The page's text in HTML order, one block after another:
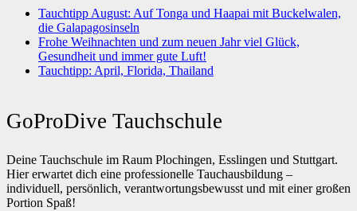
Tauchtipp August: Auf Tonga und Haapai mit Buckelwalen,
die Galapagosinseln
Frohe Weihnachten und zum neuen Jahr viel Glück,
Gesundheit und immer gute Luft!
Tauchtipp: April, Florida, Thailand
GoProDive Tauchschule
Deine Tauchschule im Raum Plochingen, Esslingen und Stuttgart.
Hier erwartet dich eine professionelle Tauchausbildung –
individuell, persönlich, verantwortungsbewusst und mit einer großen
Portion Spaß!